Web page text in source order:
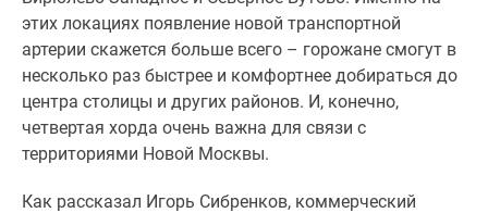
авторы
проекте
Контакты
Реклама
этих локациях появление новой транспортной
артерии скажется больше всего – горожане смогут в
несколько раз быстрее и комфортнее добираться до
центра столицы и других районов. И, конечно,
четвертая хорда очень важна для связи с
территориями Новой Москвы.
Как рассказал Игорь Сибренков, коммерческий